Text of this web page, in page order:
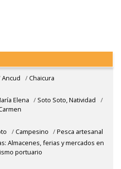
Ancud /Chaicura
Elena / Soto Soto, Natividad
/
/Campesino /Pesca artesanal
Almacenes, ferias y mercados en
portuario